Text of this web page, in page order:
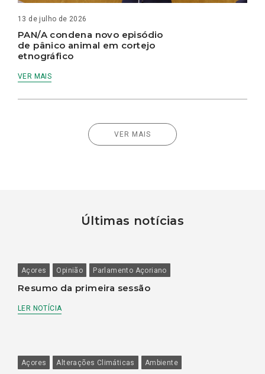
13 de julho de 2026
PAN/A condena novo episódio
de pânico animal em cortejo
etnográfico
VER MAIS
VER MAIS
Últimas notícias
Açores Opinião Parlamento Açoriano
Resumo da primeira sessão
LER NOTÍCIA
Açores Alterações Climáticas Ambiente